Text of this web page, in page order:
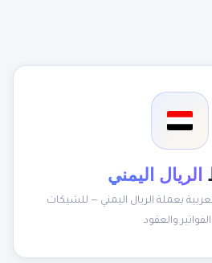
الريال اليمني
بعملة الريال اليمني — للشيكات
والعقود